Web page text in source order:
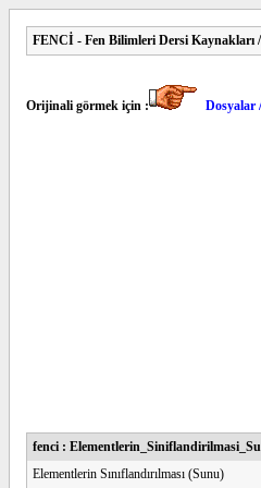
FENCİ - Fen Bilimleri Dersi Kaynakları /
Orijinali görmek için : Dosyalar
fenci :
Elementlerin Sınıflandırılması (Sunu)